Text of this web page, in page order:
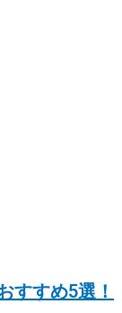
すすめ5選！